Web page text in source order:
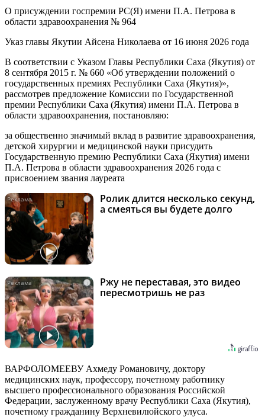
О присуждении госпремии РС(Я) имени П.А. Петрова в
области здравоохранения № 964
Указ главы Якутии Айсена Николаева от 16 июня 2026 года
В соответствии с Указом Главы Республики Саха (Якутия) от
8 сентября 2015 г. № 660 «Об утверждении положений о
государственных премиях Республики Саха (Якутия)»,
рассмотрев предложение Комиссии по Государственной
премии Республики Саха (Якутия) имени П.А. Петрова в
области здравоохранения, постановляю:
за общественно значимый вклад в развитие здравоохранения,
детской хирургии и медицинской науки присудить
Государственную премию Республики Саха (Якутия) имени
П.А. Петрова в области здравоохранения 2026 года с
присвоением звания лауреата
i
Ролик длится несколько секунд,
а смеяться вы будете долго
i
Ржу не переставая, это видео
пересмотришь не раз
ВАРФОЛОМЕЕВУ Ахмеду Романовичу, доктору
медицинских наук, профессору, почетному работнику
высшего профессионального образования Российской
Федерации, заслуженному врачу Республики Саха (Якутия),
почетному гражданину Верхневилюйского улуса.